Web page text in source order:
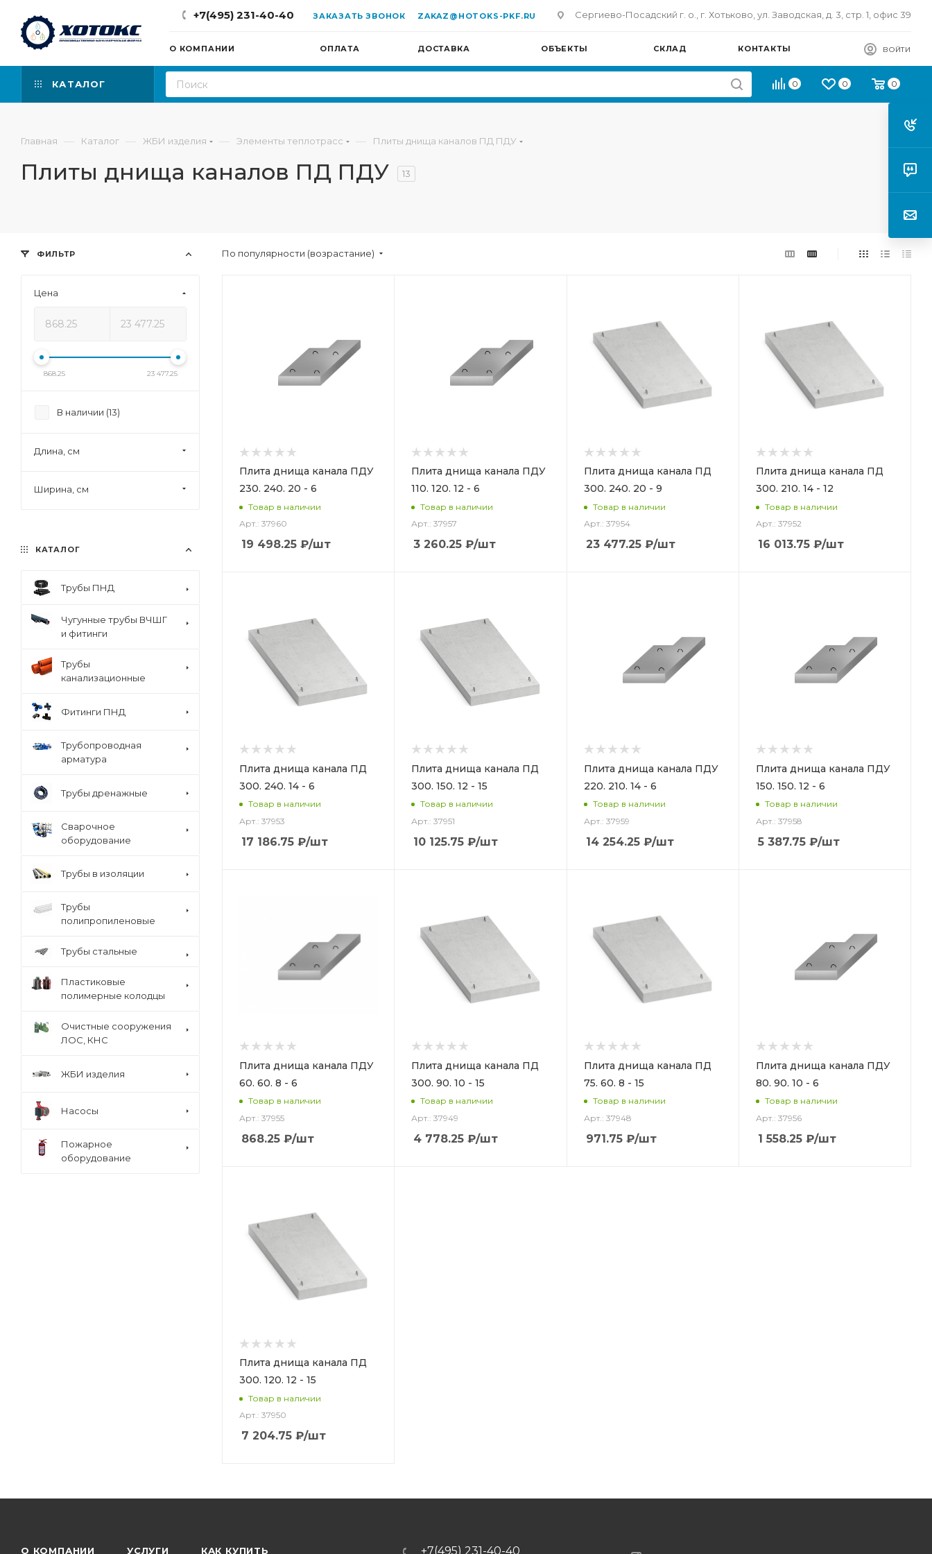
+7(495) 231-40-40 ЗАКАЗАТЬ ЗВОНОК ZAKAZ@HOTOKS-PKF.RU Сергиево-Посадский г. о., г. Хотьково, ул. Заводская, д. 3, стр. 1, офис 39
О КОМПАНИИ ОПЛАТА ДОСТАВКА ОБЪЕКТЫ СКЛАД КОНТАКТЫ ВОЙТИ
КАТАЛОГ 0 0 0
Главная — Каталог — ЖБИ изделия — Элементы теплотрасс — Плиты днища каналов ПД ПДУ
Плиты днища каналов ПД ПДУ 13
По популярности (возрастание)
Плита днища канала ПДУ
230. 240. 20 - 6
Товар в наличии
Арт.: 37960
19 498.25 ₽/шт
Плита днища канала ПДУ
110. 120. 12 - 6
Товар в наличии
Арт.: 37957
3 260.25 ₽/шт
Плита днища канала ПД
300. 240. 20 - 9
Товар в наличии
Арт.: 37954
23 477.25₽/шт
Плита днища канала ПД
300. 210. 14 - 12
Товар в наличии
Арт.: 37952
16 013.75₽/шт
Плита днища канала ПД
300. 240. 14 - 6
Товар в наличии
Арт.: 37953
17 186.75 ₽/шт
Плита днища канала ПД
300. 150. 12 - 15
Товар в наличии
Арт.: 37951
10 125.75 ₽/шт
Плита днища канала ПДУ
220. 210. 14 - 6
Товар в наличии
Арт.: 37959
14 254.25₽/шт
Плита днища канала ПДУ
150. 150. 12 - 6
Товар в наличии
Арт.: 37958
5 387.75₽/шт
Плита днища канала ПДУ
60. 60. 8 - 6
Товар в наличии
Арт.: 37955
868.25 ₽/шт
Плита днища канала ПД
300. 90. 10 - 15
Товар в наличии
Арт.: 37949
4 778.25 ₽/шт
Плита днища канала ПД
75. 60. 8 - 15
Товар в наличии
Арт.: 37948
971.75₽/шт
Плита днища канала ПДУ
80. 90. 10 - 6
Товар в наличии
Арт.: 37956
1 558.25₽/шт
Плита днища канала ПД
300. 120. 12 - 15
Товар в наличии
Арт.: 37950
7 204.75 ₽/шт
ФИЛЬТР
Цена
868.25 23 477.25
В наличии (13)
Длина, см
Ширина, см
КАТАЛОГ
Трубы ПНД
Чугунные трубы ВЧШГ
и фитинги
Трубы
канализационные
Фитинги ПНД
Трубопроводная
арматура
Трубы дренажные
Сварочное
оборудование
Трубы в изоляции
Трубы
полипропиленовые
Трубы стальные
Пластиковые
полимерные колодцы
Очистные сооружения
ЛОС, КНС
ЖБИ изделия
Насосы
Пожарное
оборудование
О КОМПАНИИ УСЛУГИ КАК КУПИТЬ +7(495) 231-40-40